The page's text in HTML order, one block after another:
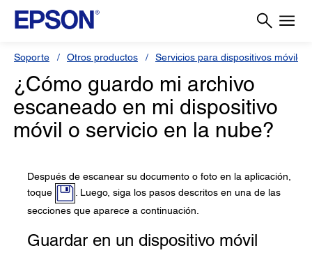
Soporte Otros productos Servicios para dispositivos móviles
¿Cómo guardo mi archivo
escaneado en mi dispositivo
móvil o servicio en la nube?
Después de escanear su documento o foto en la aplicación,
toque
. Luego, siga los pasos descritos en una de las
secciones que aparece a continuación.
Guardar en un dispositivo móvil